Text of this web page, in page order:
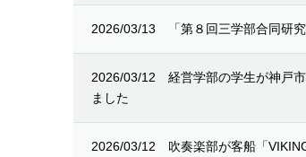
2026/03/13 「第８回三学部合同研
2026/03/12
経営学部の学生が神戸
ました
2026/03/12 吹奏楽部が客船「